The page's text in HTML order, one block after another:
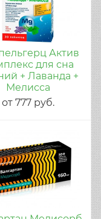
Актив
для сна
+ Лаванда +
Мелисса
от777 руб.